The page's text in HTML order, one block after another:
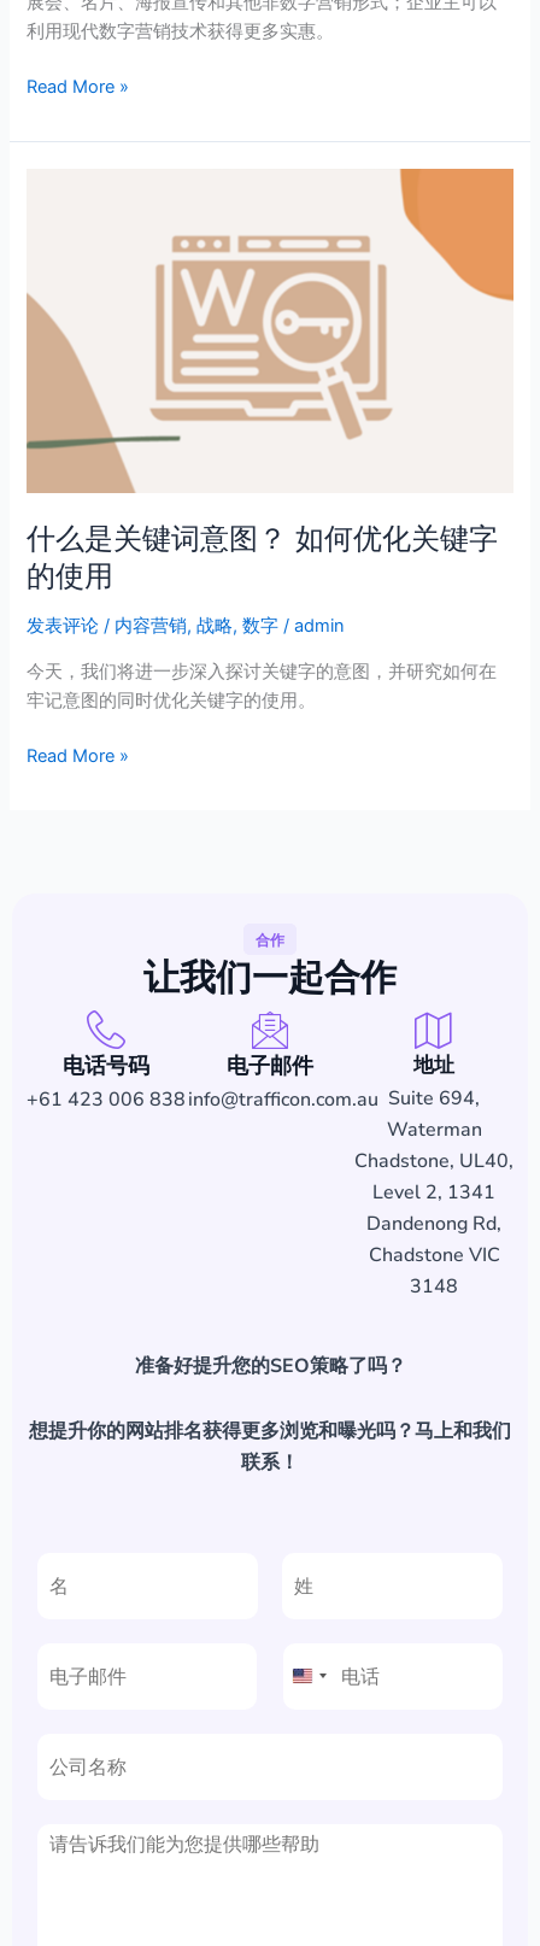
利用现代数字营销技术获得更多实惠。
Read More »
什么是关键词意图？ 如何优化关键字
的使用
发表评论 / 内容营销,战略,数字 /admin
今天，我们将进一步深入探讨关键字的意图，并研究如何在
牢记意图的同时优化关键字的使用。
键
何
化
关
键
字
的
用
Read More »
合作
让我们一起合作
准备好提升您的SEO策略了吗？
想提升你的网站排名获得更多浏览和曝光吗？马上和我们
联系！
电话号码
+61 423 006 838
电子邮件
info@trafficon.com.au
地址
Suite 694,
Waterman
Chadstone, UL40,
Level 2, 1341
Dandenong Rd,
Chadstone VIC
3148
页
United